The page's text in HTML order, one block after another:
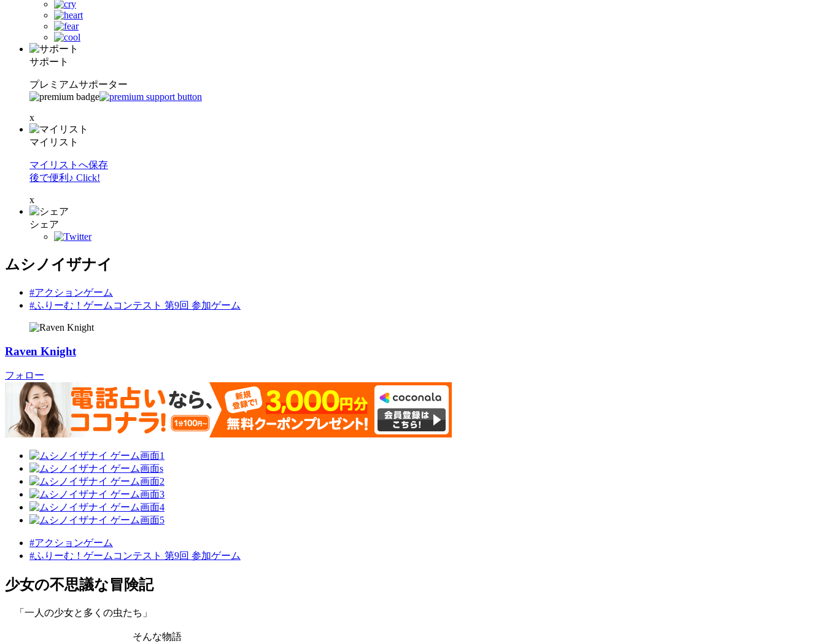
サポート
プレミアムサポーター
x
マイリスト
マイリストへ保存
後で便利♪ Click!
x
シェア
ムシノイザナイ
#アクションゲーム
#ふりーむ！ゲームコンテスト 第9回 参加ゲーム
Raven Knight
フォロー
#アクションゲーム
#ふりーむ！ゲームコンテスト 第9回 参加ゲーム
少女の不思議な冒険記
「一人の少女と多くの虫たち」
そんな物語